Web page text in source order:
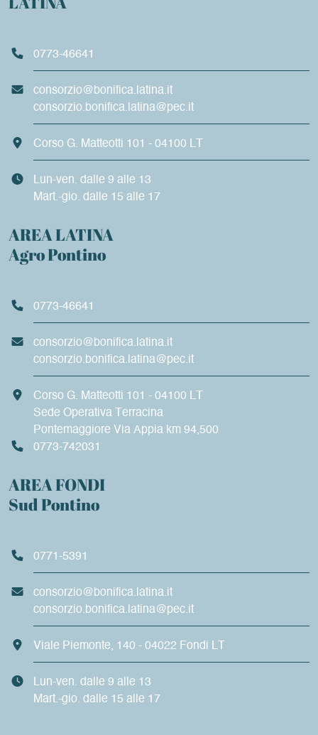
0773-46641
consorzio@bonifica.latina.it
consorzio.bonifica.latina@pec.it
Corso G. Matteotti 101 - 04100 LT
Lun-ven. dalle 9 alle 13
Mart.-gio. dalle 15 alle 17
AREA LATINA
Agro Pontino
0773-46641
consorzio@bonifica.latina.it
consorzio.bonifica.latina@pec.it
Corso G. Matteotti 101 - 04100 LT
Sede Operativa Terracina
Pontemaggiore Via Appia km 94,500
0773-742031
AREA FONDI
Sud Pontino
0771-5391
consorzio@bonifica.latina.it
consorzio.bonifica.latina@pec.it
Viale Piemonte, 140 - 04022 Fondi LT
Lun-ven. dalle 9 alle 13
Mart.-gio. dalle 15 alle 17